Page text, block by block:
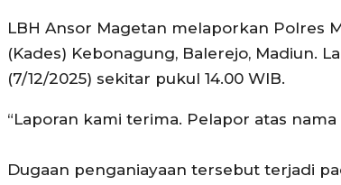
LBH Ansor Magetan melaporkan Polres
(Kades) Kebonagung, Balerejo, Madiun.
(7/12/2025) sekitar pukul 14.00 WIB.
“Laporan kami terima. Pelapor atas nama
Dugaan penganiayaan tersebut terjadi